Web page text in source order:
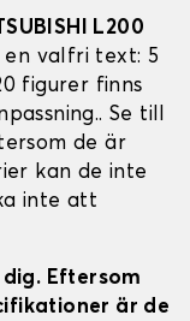
L200
valfri text: 5
figurer finns
Se till
de är
kan de inte
inte att
Eftersom
är de